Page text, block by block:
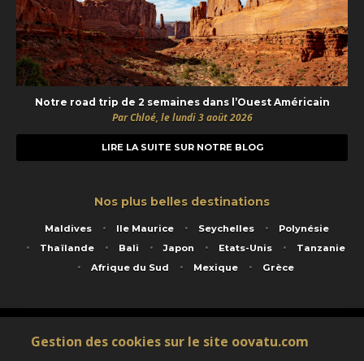
Notre road trip de 2 semaines dans l’Ouest Américain
Par Chloé, le lundi 3 août 2026
LIRE LA SUITE SUR NOTRE BLOG
Nos plus belles destinations
Maldives Ile Maurice Seychelles
Polynésie
Thaïlande
Bali Japon Etats-Unis
Tanzanie
Afrique du Sud
Mexique Grèce
Service animé par Nautil Voyages - 22 rue Georges Picquart 75017 Paris - S.A.S
au capital de 155 696 euros - RCS Paris B 423 671 973 - Code APE 7911Z
Gestion des cookies sur le site oovatu.com